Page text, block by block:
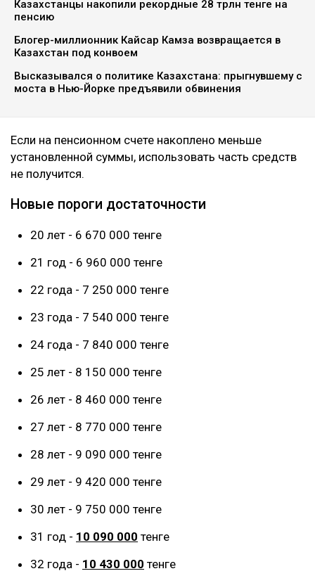
Казахстанцы накопили рекордные 28 трлн тенге на
пенсию
Блогер-миллионник Кайсар Камза возвращается в
Казахстан под конвоем
Высказывался о политике Казахстана: прыгнувшему с
моста в Нью-Йорке предъявили обвинения
Если на пенсионном счете накоплено меньше
установленной суммы, использовать часть средств
не получится.
Новые пороги достаточности
20 лет - 6 670 000 тенге
21 год - 6 960 000 тенге
22 года - 7 250 000 тенге
23 года - 7 540 000 тенге
24 года - 7 840 000 тенге
25 лет - 8 150 000 тенге
26 лет - 8 460 000 тенге
27 лет - 8 770 000 тенге
28 лет - 9 090 000 тенге
29 лет - 9 420 000 тенге
30 лет - 9 750 000 тенге
31 год - 10 090 000 тенге
32 года - 10 430 000 тенге